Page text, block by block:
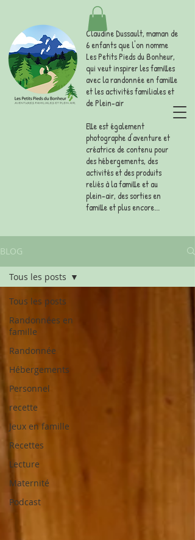
Claudine Dussault, maman de
6 enfants que l'on nomme
Les Petits Pieds du Bonheur,
qui veut inspirer les familles
avec la randonnée en famille
et les activités familiales et
de Plein-air
Elle est également
photographe d'aventure et
créatrice de contenu pour
des hébergements, des
activités et des produits
reliés à la famille et au
plein-air, des sorties en
famille et plus encore...
BLOG
Tous les posts
Randonnées en
famille
Randonnée
Hébergements
Personnel
recette
Jeux en famille
Recettes
Lecture
Maternité
Podcast
Tous les posts